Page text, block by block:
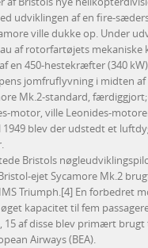
udviklingen af en fire-
ville dukke op. Under
af rotorfartøjets mekaniske
en 450-hestekræfter (340
jomfruflyvning i midten
Mk.2-standard,
motor, ville Leonides-
blev der udstedt et
Bristols
ejet Sycamore Mk.2
Triumph.[4] En forbedret
kapacitet til fem
15 af disse blev primært
Airways (BEA).